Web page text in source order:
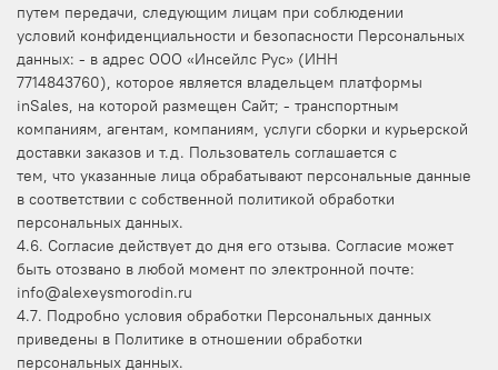
путем передачи, следующим лицам при соблюдении
условий конфиденциальности и безопасности Персональных
данных: - в адрес ООО «Инсейлс Рус» (ИНН
7714843760), которое является владельцем платформы
inSales, на которой размещен Сайт; - транспортным
компаниям, агентам, компаниям, услуги сборки и курьерской
доставки заказов и т.д. Пользователь соглашается с
тем, что указанные лица обрабатывают персональные данные
в соответствии с собственной политикой обработки
персональных данных.
4.6. Согласие действует до дня его отзыва. Согласие может
быть отозвано в любой момент по электронной почте:
info@alexeysmorodin.ru
4.7. Подробно условия обработки Персональных данных
приведены в Политике в отношении обработки
персональных данных.